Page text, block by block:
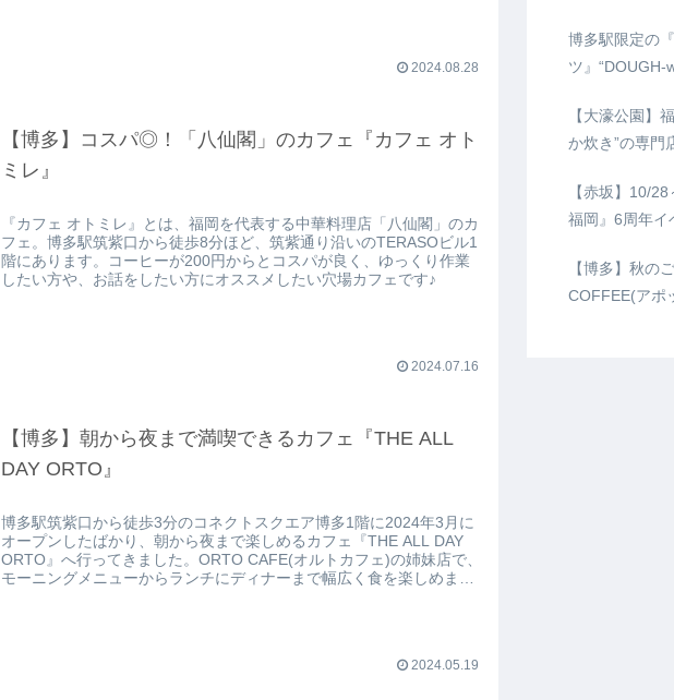
2024.08.28
【博多】コスパ◎！「八仙閣」のカフェ『カフェ オト
ミレ』
『カフェ オトミレ』とは、福岡を代表する中華料理店「八仙閣」のカ
フェ。博多駅筑紫口から徒歩8分ほど、筑紫通り沿いのTERASOビル1
階にあります。コーヒーが200円からとコスパが良く、ゆっくり作業
したい方や、お話をしたい方にオススメしたい穴場カフェです♪
2024.07.16
【博多】朝から夜まで満喫できるカフェ『THE ALL
DAY ORTO』
博多駅筑紫口から徒歩3分のコネクトスクエア博多1階に2024年3月に
オープンしたばかり、朝から夜まで楽しめるカフェ『THE ALL DAY
ORTO』へ行ってきました。ORTO CAFE(オルトカフェ)の姉妹店で、
モーニングメニューからランチにディナーまで幅広く食を楽しめま
2024.05.19
博多駅限定の
ツ』“DOUGH-
【大濠公園】
か炊き”の専門
【赤坂】10/
福岡』6周年イ
【博多】秋の
COFFEE(アポ